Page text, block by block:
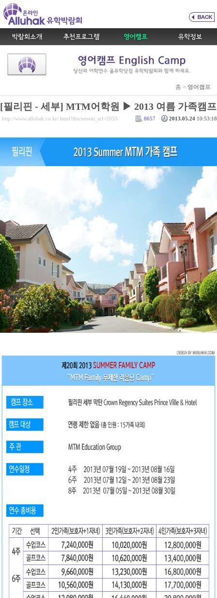
홈 > 영어캠프
[필리핀 - 세부] MTM어학원 ▶ 2013 여름 가족캠프
http://www.alluhak.co.kr/.html?document_srl=2055 2013.05.24 10:53:18
8657